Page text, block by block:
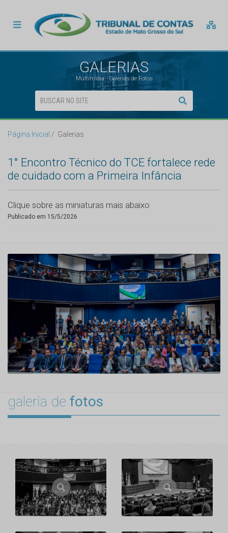
GALERIAS
Multimídia - Galerias de Fotos
Página Inicial Galerias
1° Encontro Técnico do TCE fortalece rede
de cuidado com a Primeira Infância
Clique sobre as miniaturas mais abaixo
Publicado em 15/5/2026
galeria de fotos